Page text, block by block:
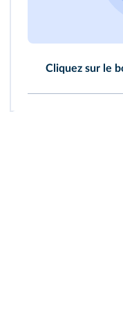
Cliquez sur le